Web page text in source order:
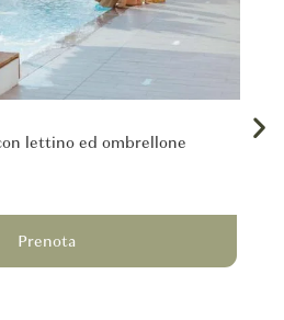
lettino ed ombrellone
Prenota
Un